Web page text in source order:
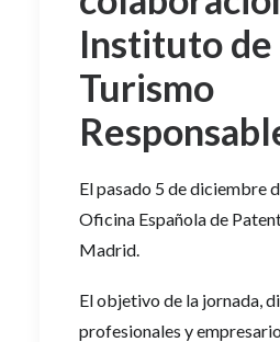
Instituto de
Turismo
El pasado 5 de diciembre
Oficina Española de
Madrid.
El objetivo de la jornada,
profesionales y